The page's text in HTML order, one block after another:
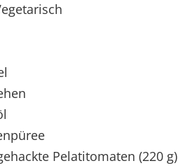
Pelatitomaten (220 g)